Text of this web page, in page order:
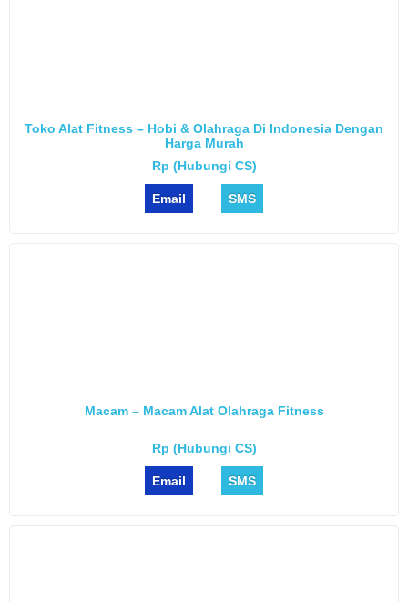
Toko Alat Fitness – Hobi & Olahraga Di Indonesia Dengan
Harga Murah
Rp (Hubungi CS)
Email SMS
Macam – Macam Alat Olahraga Fitness
Rp (Hubungi CS)
Email SMS